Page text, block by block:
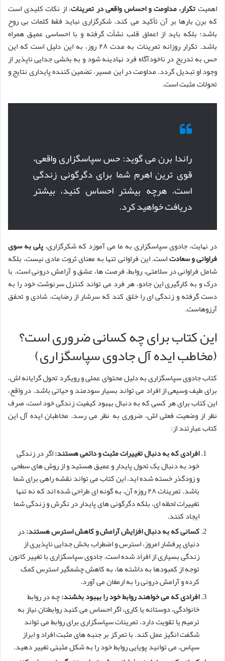
اهمیتتکرار، مداومت و احساس واقعی در تمرینات، از نکات کلیدی است
که برن بارها بر آن تأکید می کند. شکرگزاری نباید فقط کلمات بی روح
باشد؛ بلکه باید از اعماق قلب نشأت گرفته و با احساسی عمیق همراه
باشد. تکرار روزانه تمرینات به مدت ۲۸ روز، به این دلیل است که این
حس به تدریج در ناخودآگاه فرد نهادینه شود و به بخشی جدایی ناپذیر از
وجود او تبدیل گردد. مداومت در این مسیر، تضمین کننده پایداری نتایج و
تحولات مثبت است.
راندا برن می گوید: حس سپاسگزاری واقعی،
قوی ترین اهرم شما برای دگرگونی زندگی
است. هرچه بیشتر احساس کنید، بیشتر
دریافت خواهید کرد.
در نهایت، جادوی سپاسگزاری به ما می آموزد که شکرگزاری،پلی به سوی
فراوانی و سعادتاست. این فراوانی تنها به معنای ثروت مادی نیست، بلکه
شامل فراوانی در سلامتی، روابط، فرصت ها، عشق و آرامش درونی است. با
درک و به کارگیری این جادو، هر فرد می تواند کنترل سرنوشت خود را به
دست گرفته و زندگی ای را خلق کند که سرشار از رضایت، شادی و تحقق
آرزوهاست.
این کتاب برای چه کسانی ضروری است؟
(مخاطب ایده آل جادوی سپاسگزاری)
کتاب جادوی سپاسگزاری به دلیل محتوای عملی و رویکرد تحول گرایانه اش،
برای طیف وسیعی از افراد می تواند بسیار سودمند و حیاتی باشد. در واقع،
این کتاب برای هر کسی که به دنبال بهبود کیفیت زندگی خود است، صرف
نظر از وضعیت فعلی اش، ضروری به نظر می رسد. مخاطبان ایده آل این
کتاب عبارتند از:
افرادی که به دنبال تغییرات مثبت و دائمی هستند:اگر در زندگی
خود به دنبال یک تحول پایدار و عمیق هستید و از روش های سطحی
و زودگذر خسته شده اید، این کتاب می تواند نقشه راهی برای شما
باشد. تمرینات ۲۸ روزه آن، به گونه ای طراحی شده اند که نه تنها
تغییرات لحظه ای، بلکه دگرگونی های پایدار در نگرش و زندگی شما
ایجاد کنند.
کسانی که به دنبال افزایش آرامش و کاهش استرس هستند:در
دنیای پرفشار امروز، استرس و اضطراب بخش جدایی ناپذیری از
زندگی بسیاری از افراد شده است. جادوی سپاسگزاری با تغییر کانون
توجه از کمبودها به داشته ها، به کاهش چشمگیر استرس کمک
کرده و آرامش درونی را به ارمغان می آورد.
افرادی که می خواهند روابط خود را بهبود بخشند:چه در روابط
خانوادگی، دوستانه یا کاری، اگر احساس می کنید روابطتان نیاز به
ترمیم یا تقویت دارد، تمرینات سپاسگزاری برای روابط می تواند
شگفت انگیز عمل کند. با تمرکز بر جنبه های مثبت افراد و ابراز
سپاس، می توانید پویایی روابط خود را به شکل مثبتی تغییر دهید.